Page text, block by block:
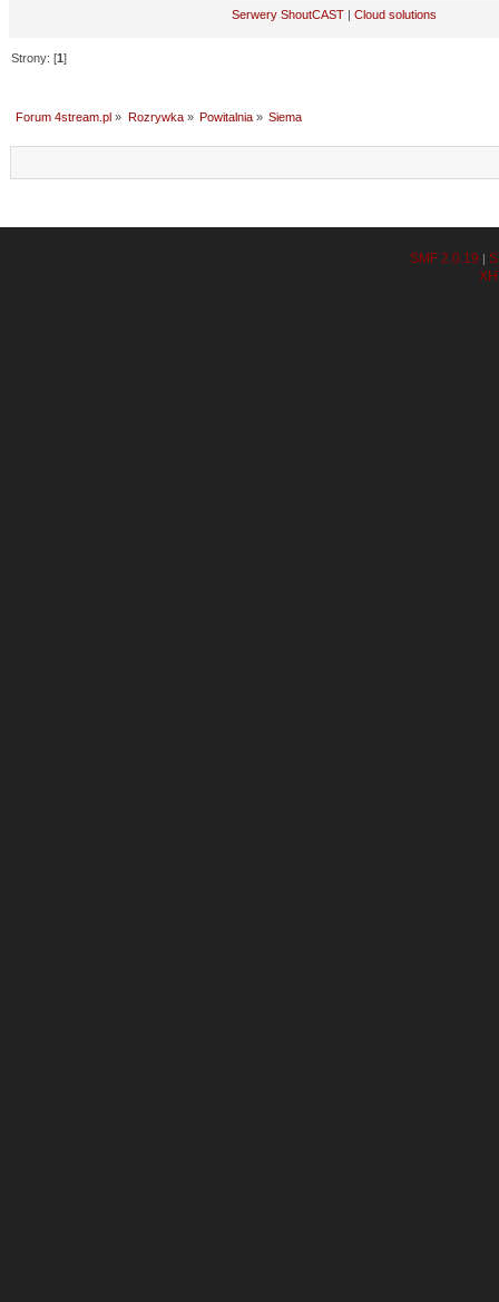
Serwery ShoutCAST| Cloud solutions
Strony: [1]
Forum 4stream.pl » Rozrywka» Powitalnia» Siema
SMF 2.0.19 |